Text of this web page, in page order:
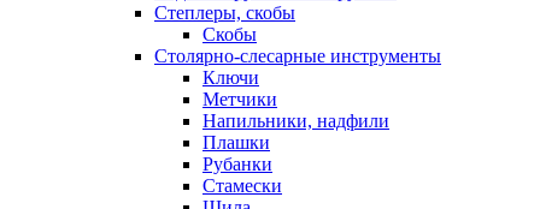
Степлеры, скобы
Скобы
Столярно-слесарные инструменты
Ключи
Метчики
Напильники, надфили
Плашки
Рубанки
Стамески